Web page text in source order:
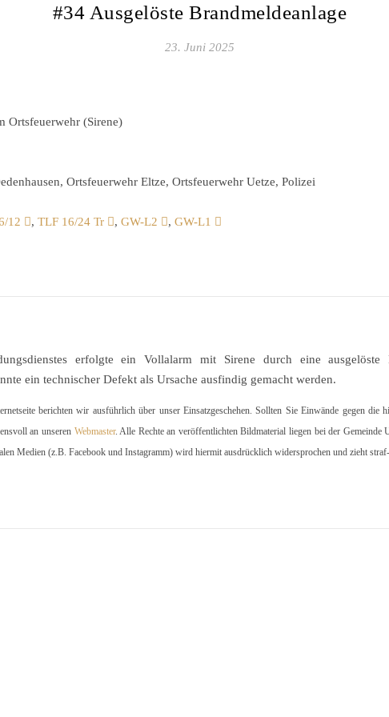
#34 Ausgelöste Brandmeldeanlage
23. Juni 2025
Ortsfeuerwehr (Sirene)
Ortsfeuerwehr Eltze, Ortsfeuerwehr Uetze, Polizei
12 , TLF 16/24 Tr , GW-L2 , GW-L1
erfolgte ein Vollalarm mit Sirene durch eine ausgelöste
ein technischer Defekt als Ursache ausfindig gemacht werden.
berichten wir ausführlich über unser Einsatzgeschehen. Sollten Sie Einwände gegen die
an unseren Webmaster. Alle Rechte an veröffentlichten Bildmaterial liegen bei der Gemeinde
Medien (z.B. Facebook und Instagramm) wird hiermit ausdrücklich widersprochen und zieht